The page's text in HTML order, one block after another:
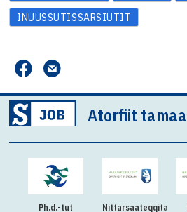
INUUSSUTISSARSIUTIT
Atorfiit
Ph.d.-tut